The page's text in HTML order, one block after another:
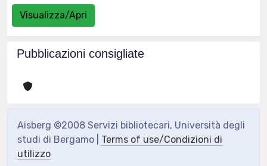
Visualizza/Apri
Pubblicazioni consigliate
Aisberg ©2008 Servizi bibliotecari, Università degli
studi di Bergamo | Terms of use/Condizioni di
utilizzo